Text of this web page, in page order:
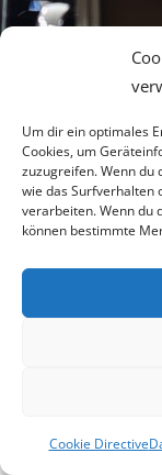
Um dir ein optimales
Cookies, um
zuzugreifen. Wenn du
wie das Surfverhalten
verarbeiten. Wenn du
können bestimmte
Cookie Directive
© 2025